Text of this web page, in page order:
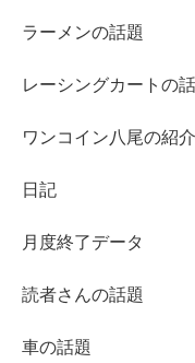
ラーメンの話題
レーシングカートの
ワンコイン八尾の紹介
日記
月度終了データ
読者さんの話題
車の話題